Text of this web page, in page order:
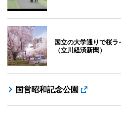
国立の大学通りで桜
（立川経済新聞）
国営昭和記念公園